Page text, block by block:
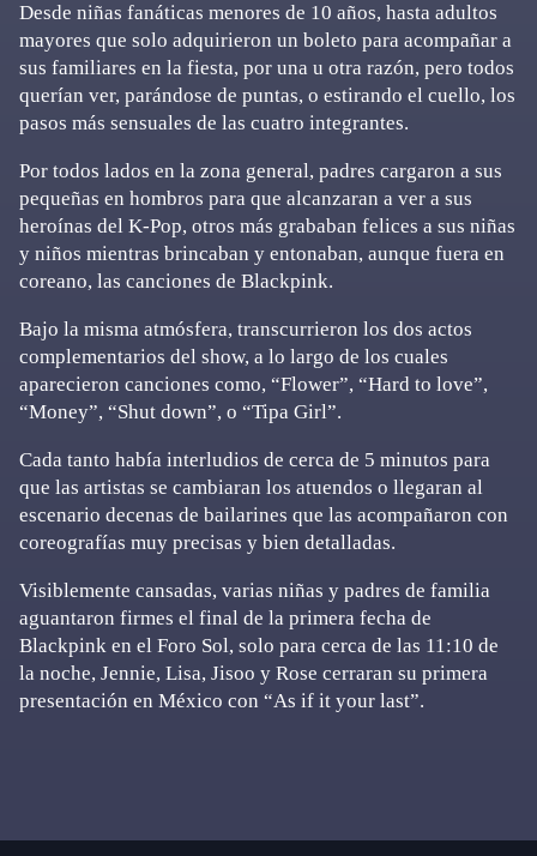
Desde niñas fanáticas menores de 10 años, hasta adultos
mayores que solo adquirieron un boleto para acompañar a
sus familiares en la fiesta, por una u otra razón, pero todos
querían ver, parándose de puntas, o estirando el cuello, los
pasos más sensuales de las cuatro integrantes.
Por todos lados en la zona general, padres cargaron a sus
pequeñas en hombros para que alcanzaran a ver a sus
heroínas del K-Pop, otros más grababan felices a sus niñas
y niños mientras brincaban y entonaban, aunque fuera en
coreano, las canciones de Blackpink.
Bajo la misma atmósfera, transcurrieron los dos actos
complementarios del show, a lo largo de los cuales
aparecieron canciones como, “Flower”, “Hard to love”,
“Money”, “Shut down”, o “Tipa Girl”.
Cada tanto había interludios de cerca de 5 minutos para
que las artistas se cambiaran los atuendos o llegaran al
escenario decenas de bailarines que las acompañaron con
coreografías muy precisas y bien detalladas.
Visiblemente cansadas, varias niñas y padres de familia
aguantaron firmes el final de la primera fecha de
Blackpink en el Foro Sol, solo para cerca de las 11:10 de
la noche, Jennie, Lisa, Jisoo y Rose cerraran su primera
presentación en México con “As if it your last”.